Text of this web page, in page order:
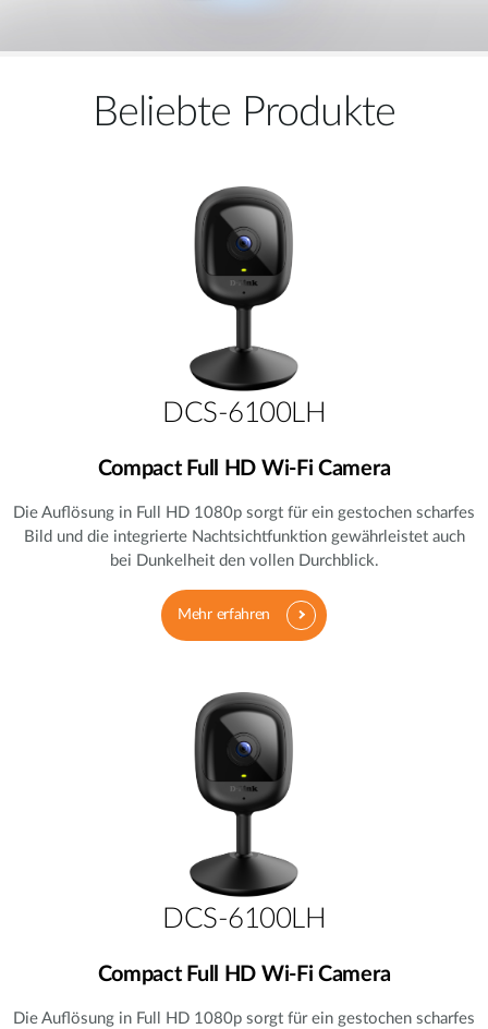
Beliebte Produkte
DCS-6100LH
Compact Full HD Wi-Fi Camera
Die Auflösung in Full HD 1080p sorgt für ein gestochen scharfes
Bild und die integrierte Nachtsichtfunktion gewährleistet auch
bei Dunkelheit den vollen Durchblick.
Mehr erfahren
DCS-6100LH
Compact Full HD Wi-Fi Camera
Die Auflösung in Full HD 1080p sorgt für ein gestochen scharfes